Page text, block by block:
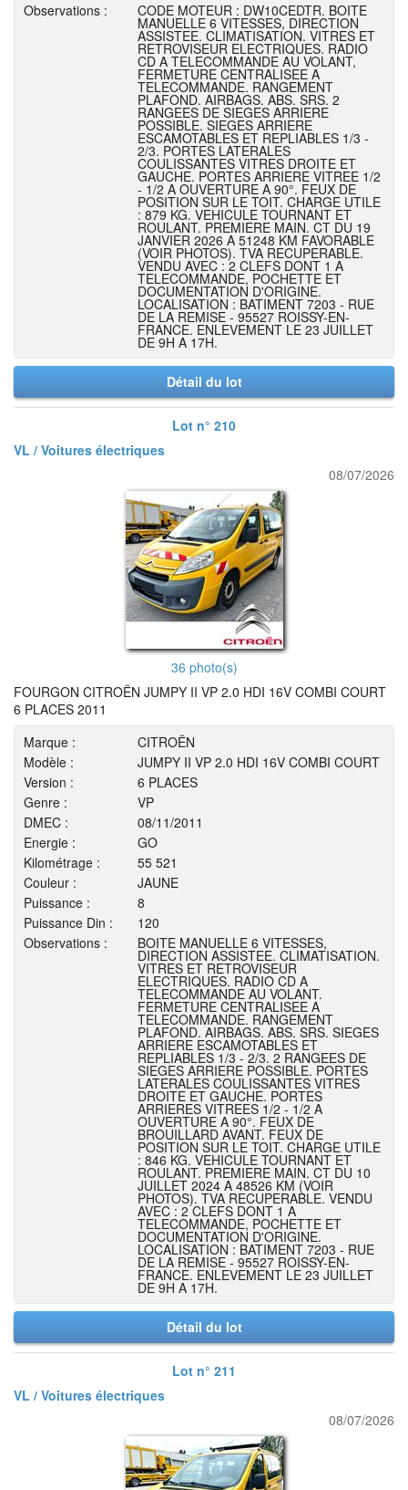
Observations :
CODE MOTEUR : DW10CEDTR. BOITE
MANUELLE 6 VITESSES, DIRECTION
ASSISTEE. CLIMATISATION. VITRES ET
RETROVISEUR ELECTRIQUES. RADIO
CD A TELECOMMANDE AU VOLANT,
FERMETURE CENTRALISEE A
TELECOMMANDE. RANGEMENT
PLAFOND. AIRBAGS. ABS. SRS. 2
RANGEES DE SIEGES ARRIERE
POSSIBLE. SIEGES ARRIERE
ESCAMOTABLES ET REPLIABLES 1/3 -
2/3. PORTES LATERALES
COULISSANTES VITRES DROITE ET
GAUCHE. PORTES ARRIERE VITREE 1/2
- 1/2 A OUVERTURE A 90°. FEUX DE
POSITION SUR LE TOIT. CHARGE UTILE
: 879 KG. VEHICULE TOURNANT ET
ROULANT. PREMIERE MAIN. CT DU 19
JANVIER 2026 A 51248 KM FAVORABLE
(VOIR PHOTOS). TVA RECUPERABLE.
VENDU AVEC : 2 CLEFS DONT 1 A
TELECOMMANDE, POCHETTE ET
DOCUMENTATION D'ORIGINE.
LOCALISATION : BATIMENT 7203 - RUE
DE LA REMISE - 95527 ROISSY-EN-
FRANCE. ENLEVEMENT LE 23 JUILLET
DE 9H A 17H.
Détail du lot
Lot n° 210
VL / Voitures électriques
08/07/2026
36 photo(s)
FOURGON CITROËN JUMPY II VP 2.0 HDI 16V COMBI COURT
6 PLACES 2011
Marque :
CITROËN
Modèle :
JUMPY II VP 2.0 HDI 16V COMBI COURT
Version :
6 PLACES
Genre :
VP
DMEC :
08/11/2011
Energie :
GO
Kilométrage :
55 521
Couleur :
JAUNE
Puissance :
8
Puissance Din :
120
Observations :
BOITE MANUELLE 6 VITESSES,
DIRECTION ASSISTEE. CLIMATISATION.
VITRES ET RETROVISEUR
ELECTRIQUES. RADIO CD A
TELECOMMANDE AU VOLANT.
FERMETURE CENTRALISEE A
TELECOMMANDE. RANGEMENT
PLAFOND. AIRBAGS. ABS. SRS. SIEGES
ARRIERE ESCAMOTABLES ET
REPLIABLES 1/3 - 2/3. 2 RANGEES DE
SIEGES ARRIERE POSSIBLE. PORTES
LATERALES COULISSANTES VITRES
DROITE ET GAUCHE. PORTES
ARRIERES VITREES 1/2 - 1/2 A
OUVERTURE A 90°. FEUX DE
BROUILLARD AVANT. FEUX DE
POSITION SUR LE TOIT. CHARGE UTILE
: 846 KG. VEHICULE TOURNANT ET
ROULANT. PREMIERE MAIN. CT DU 10
JUILLET 2024 A 48526 KM (VOIR
PHOTOS). TVA RECUPERABLE. VENDU
AVEC : 2 CLEFS DONT 1 A
TELECOMMANDE, POCHETTE ET
DOCUMENTATION D'ORIGINE.
LOCALISATION : BATIMENT 7203 - RUE
DE LA REMISE - 95527 ROISSY-EN-
FRANCE. ENLEVEMENT LE 23 JUILLET
DE 9H A 17H.
Détail du lot
Lot n° 211
VL / Voitures électriques
08/07/2026